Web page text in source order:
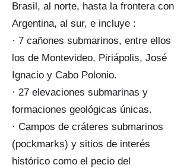
Brasil, al norte, hasta la frontera con
Argentina, al sur, e incluye :
· 7 cañones submarinos, entre ellos
los de Montevideo, Piriápolis, José
Ignacio y Cabo Polonio.
· 27 elevaciones submarinas y
formaciones geológicas únicas.
· Campos de cráteres submarinos
(pockmarks) y sitios de interés
histórico como el pecio del